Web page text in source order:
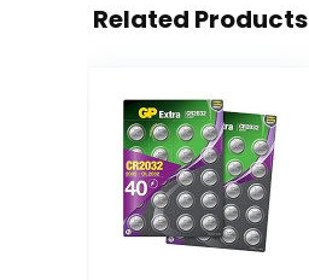
Related Products